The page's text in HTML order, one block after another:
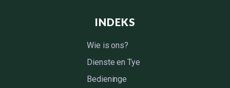
INDEKS
Wie is ons?
Dienste en Tye
Bedieninge